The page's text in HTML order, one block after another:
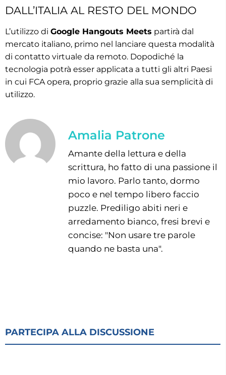
DALL’ITALIA AL RESTO DEL MONDO
L’utilizzo di Google Hangouts Meets partirà dal
mercato italiano, primo nel lanciare questa modalità
di contatto virtuale da remoto. Dopodiché la
tecnologia potrà esser applicata a tutti gli altri Paesi
in cui FCA opera, proprio grazie alla sua semplicità di
utilizzo.
Amalia Patrone
Amante della lettura e della
scrittura, ho fatto di una passione il
mio lavoro. Parlo tanto, dormo
poco e nel tempo libero faccio
puzzle. Prediligo abiti neri e
arredamento bianco, fresi brevi e
concise: "Non usare tre parole
quando ne basta una".
PARTECIPA ALLA DISCUSSIONE